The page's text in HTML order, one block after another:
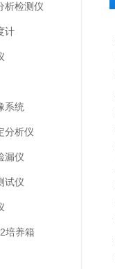
析检测仪
计
系统
分析仪
漏仪
试仪
培养箱